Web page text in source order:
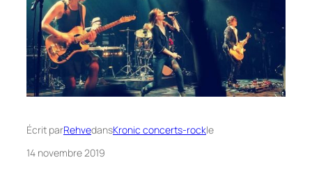
Écrit parRehvedansKronic concerts-rockle
14 novembre 2019